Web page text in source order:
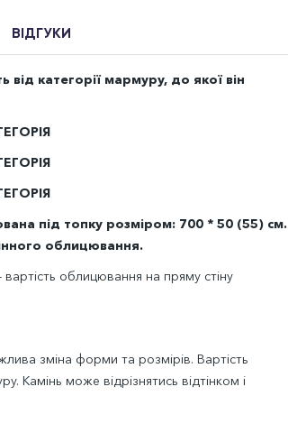
ВІДГУКИ
категорії мармуру, до якої він
під топку розміром: 700 * 50 (55) см.
облицювання.
облицювання на пряму стіну
зміна форми та розмірів. Вартість
Камінь може відрізнятись відтінком і